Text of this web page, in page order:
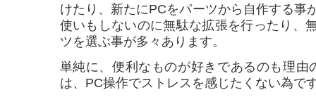
けたり、新たにPCをパーツから自作する事
使いもしないのに無駄な拡張を行ったり、
ツを選ぶ事が多々あります。
単純に、便利なものが好きであるのも理由
は、PC操作でストレスを感じたくない為で